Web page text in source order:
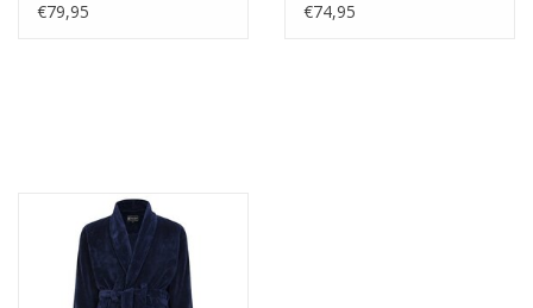
€79,95
€74,95